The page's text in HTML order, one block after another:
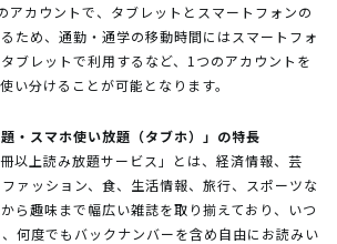
アカウントで、タブレットとスマートフォンの
ため、通勤・通学の移動時間にはスマートフォ
ブレットで利用するなど、1つのアカウントを
い分けることが可能となります。
・スマホ使い放題（タブホ）」の特長
以上読み放題サービス」とは、経済情報、芸
ァッション、食、生活情報、旅行、スポーツな
ら趣味まで幅広い雑誌を取り揃えており、いつ
何度でもバックナンバーを含め自由にお読みい